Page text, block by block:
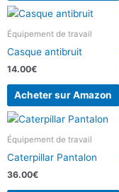
Équipement de travail
Casque antibruit
14.00€
Acheter sur Amazon
Équipement de travail
Caterpillar Pantalon
36.00€